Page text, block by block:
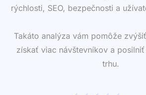
rýchlosti, SEO, bezpečnosti a
Takáto analýza vám pomôže
získať viac návštevníkov a
trhu.